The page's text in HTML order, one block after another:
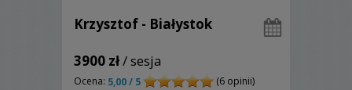
Krzysztof - Białystok
3900 zł/ sesja
Ocena: 5,00 / 5
(6 opinii)